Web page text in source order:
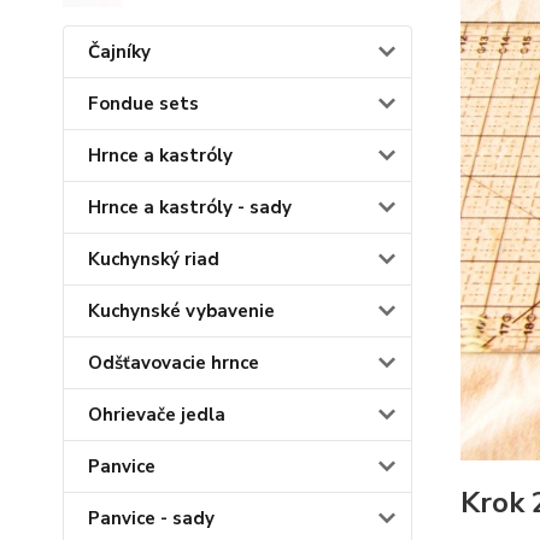
Čajníky
Fondue sets
Hrnce a kastróly
Hrnce a kastróly - sady
Kuchynský riad
Kuchynské vybavenie
Odšťavovacie hrnce
Ohrievače jedla
Panvice
Panvice - sady Krok